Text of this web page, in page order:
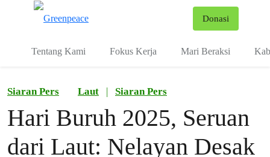
Donasi
Tentang Kami Fokus Kerja Mari Beraksi
Siaran Pers Laut | Siaran Pers
Hari Buruh 2025, Seruan
dari Laut: Nelayan Desak